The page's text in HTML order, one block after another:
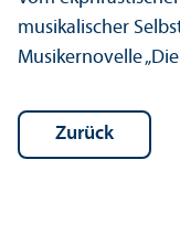
musikalischer
Musikernovelle
Zurück